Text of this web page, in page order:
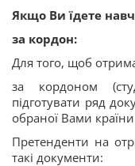
Якщо Ви їдете
за кордон:
Для того, щоб
за кордоном
підготувати ряд
обраної Вами
Претенденти на
такі документи: